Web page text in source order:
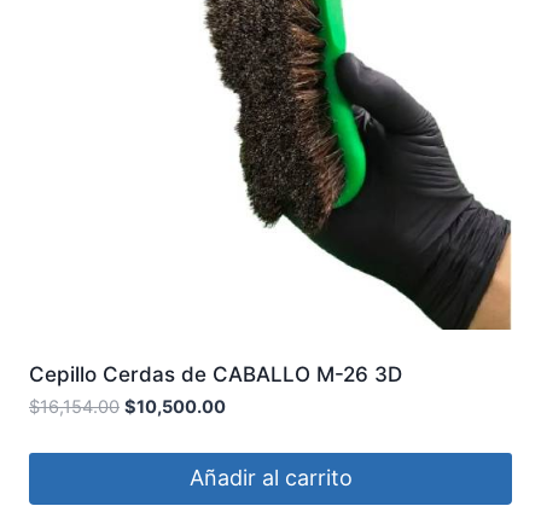
Cepillo Cerdas de CABALLO M-26 3D
$16,154.00 $10,500.00
Añadir al carrito